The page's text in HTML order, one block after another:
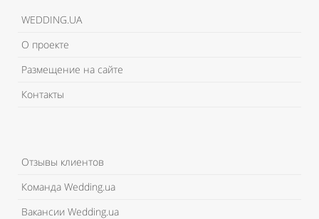
WEDDING.UA
О проекте
Размещение на сайте
Контакты
Отзывы клиентов
Команда Wedding.ua
Вакансии Wedding.ua